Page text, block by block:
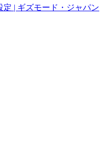
定 | ギズモード・ジャパン